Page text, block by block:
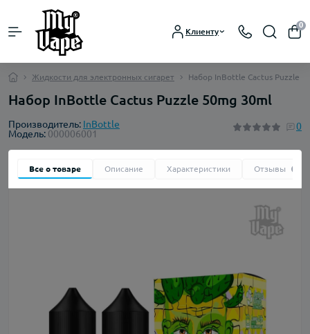
Клиенту
0
Жидкости для электронных сигарет Набор InBottle Cactus Puzzle
Набор InBottle Cactus Puzzle 50mg 30ml
Производитель: InBottle
Модель: 000006001
0
Все о товаре Описание Характеристики Отзывы